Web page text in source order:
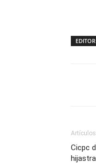
EDITOR
Cicpc